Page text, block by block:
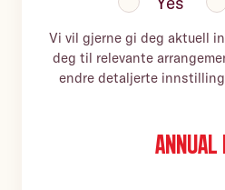
Vi vil gjerne gi deg aktuell
deg til relevante
endre detaljerte
Annual